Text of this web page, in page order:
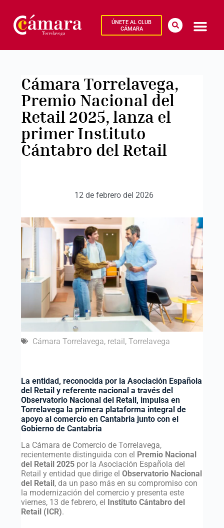
ÚNETE AL CLUB
CÁMARA
Cámara Torrelavega,
Premio Nacional del
Retail 2025, lanza el
primer Instituto
Cántabro del Retail
12 de febrero del 2026
Cámara Torrelavega, retail, Torrelavega
La entidad, reconocida por la Asociación Española
del Retail y referente nacional a través del
Observatorio Nacional del Retail, impulsa en
Torrelavega la primera plataforma integral de
apoyo al comercio en Cantabria junto con el
Gobierno de Cantabria
La Cámara de Comercio de Torrelavega,
recientemente distinguida con el Premio Nacional
del Retail 2025por la Asociación Española del
Retail y entidad que dirige el Observatorio Nacional
del Retail , da un paso más en su compromiso con
la modernización del comercio y presenta este
viernes, 13 de febrero, el
Instituto Cántabro del
Retail (ICR).